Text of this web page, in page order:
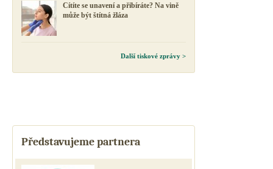
Cítíte se unavení a přibíráte? Na vině
může být štítná žláza
Další tiskové zprávy >
Představujeme partnera